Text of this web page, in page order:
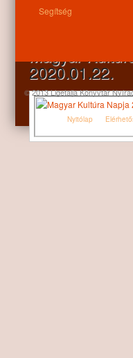
2020.01.22.
Segítség
© 2013 Ligetalja Könyvtár
Nyitólap